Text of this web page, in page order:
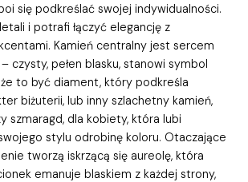
się podkreślać swojej indywidualności.
i potrafi łączyć elegancję z
Kamień centralny jest sercem
czysty, pełen blasku, stanowi symbol
to być diament, który podkreśla
biżuterii, lub inny szlachetny kamień,
szmaragd, dla kobiety, która lubi
stylu odrobinę koloru. Otaczające
tworzą iskrzącą się aureolę, która
emanuje blaskiem z każdej strony,